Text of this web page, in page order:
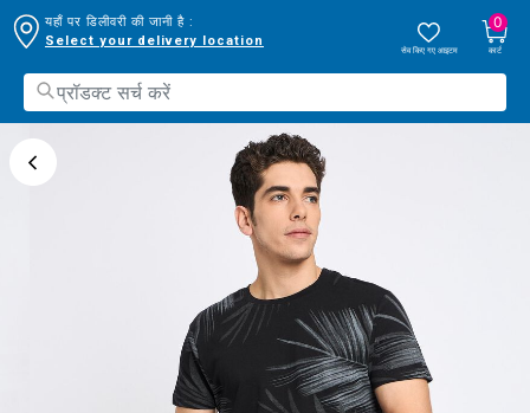
यहाँ पर डिलीवरी की जानी है :
Select your delivery location
सेव किए गए आइटम
0
कार्ट